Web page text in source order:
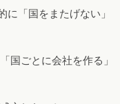
に「国をまたげない」
国ごとに会社を作る」